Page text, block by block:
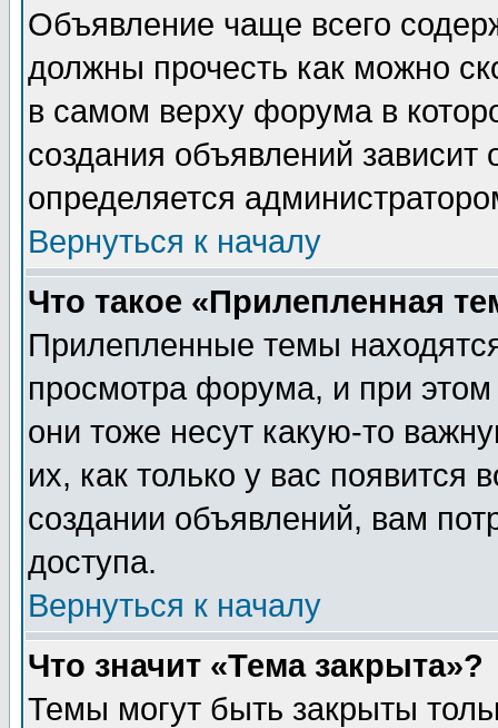
Объявление чаще всего
должны прочесть как можно
в самом верху форума в
создания объявлений зависит
определяется
Вернуться к началу
Что такое «Прилепленная
Прилепленные темы
просмотра форума, и при
они тоже несут какую-то
их, как только у вас появится
создании объявлений, вам
доступа.
Вернуться к началу
Что значит «Тема закрыта»?
Темы могут быть закрыты